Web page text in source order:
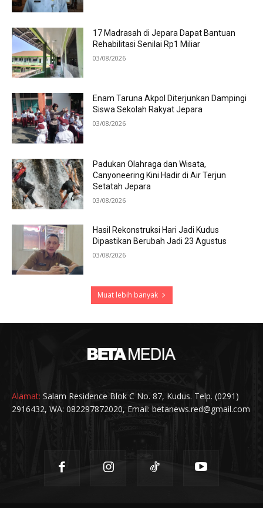
17 Madrasah di Jepara Dapat Bantuan
Rehabilitasi Senilai Rp1 Miliar
03/08/2026
Enam Taruna Akpol Diterjunkan Dampingi
Siswa Sekolah Rakyat Jepara
03/08/2026
Padukan Olahraga dan Wisata,
Canyoneering Kini Hadir di Air Terjun
Setatah Jepara
03/08/2026
Hasil Rekonstruksi Hari Jadi Kudus
Dipastikan Berubah Jadi 23 Agustus
03/08/2026
Muat lebih banyak
Alamat: Salam Residence Blok C No. 87, Kudus. Telp. (0291)
2916432, WA: 082297872020, Email: betanews.red@gmail.com